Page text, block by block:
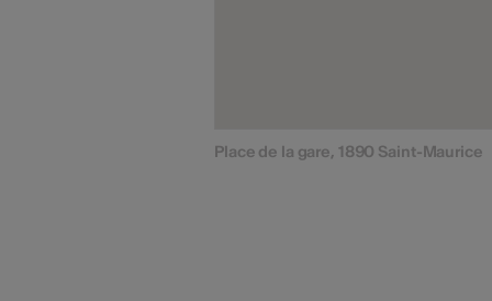
Place de la gare, 1890 Saint-Maurice